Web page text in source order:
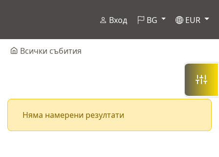
Вход BG EUR
Всички събития
Няма намерени резултати